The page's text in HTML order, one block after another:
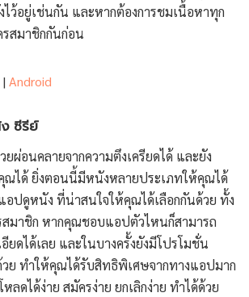
ว้อยู่เช่นกัน และหากต้องการชมเนื้อหาทุก
สมาชิกกันก่อน
| Android
ซีรีย์
ผ่อนคลายจากความตึงเครียดได้ และยัง
ณได้ ยิ่งตอนนี้มีหนังหลายประเภทให้คุณได้
อปดูหนัง ที่น่าสนใจให้คุณได้เลือกกันด้วย ทั้ง
มาชิก หากคุณชอบแอปตัวไหนก็สามารถ
ยดได้เลย และในบางครั้งยังมีโปรโมชั่น
ย ทำให้คุณได้รับสิทธิพิเศษจากทางแอปมาก
ลดได้ง่าย สมัครง่าย ยกเลิกง่าย ทำได้ด้วย